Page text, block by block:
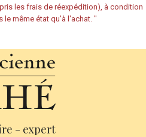
les frais de réexpédition), à condition
le même état qu'à l'achat. "
- expert